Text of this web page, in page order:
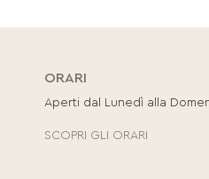
ORARI
Aperti dal Lunedì alla
SCOPRI GLI ORARI